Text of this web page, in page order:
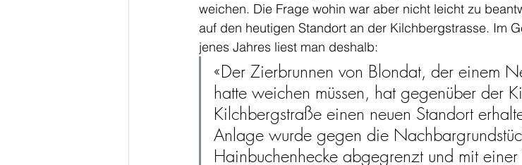
weichen. Die Frage wohin war aber nicht leicht zu
auf den heutigen Standort an der Kilchbergstrasse. Im
jenes Jahres liest man deshalb:
«Der Zierbrunnen von Blondat, der einem
hatte weichen müssen, hat gegenüber der
Kilchbergstraße einen neuen Standort
Anlage wurde gegen die
Hainbuchenhecke abgegrenzt und mit